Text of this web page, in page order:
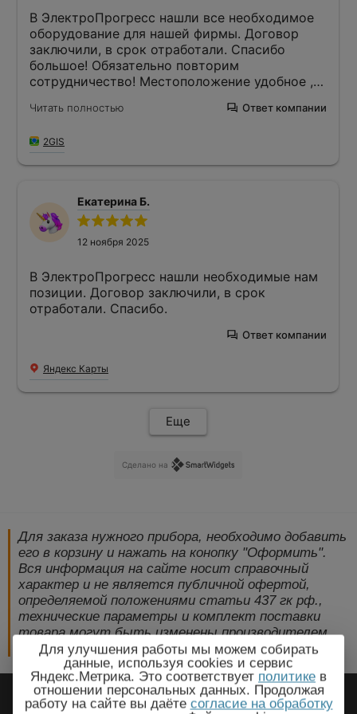
В ЭлектроПрогресс нашли все необходимое
оборудование для нашей фирмы. Договор
заключили, в срок отработали. Спасибо
большое! Обязательно повторим
сотрудничество! Местоположение удобное ,
работают быстро и качественно!
Читать полностью Ответ компании
2GIS
Екатерина Б.
12 ноября 2025
В ЭлектроПрогресс нашли необходимые нам
позиции. Договор заключили, в срок
отработали. Спасибо.
Ответ компании
Яндекс Карты
Еще
Сделано на
Для заказа нужного прибора, необходимо добавить
его в корзину и нажать на конопку "Оформить".
Вся информация на сайте носит справочный
характер и не является публичной офертой,
определяемой положениями статьи 437 гк рф.,
технические параметры и комплект поставки
товара могут быть изменены производителем
без предварительного уведомления!
2009-2026 © ЭлектроПрогресс -
Электротехническое оборудование
Для улучшения работы мы можем собирать
данные, используя cookies и сервис
Яндекс.Метрика. Это соответствует политике в
отношении персональных данных. Продолжая
работу на сайте вы даёте согласие на обработку